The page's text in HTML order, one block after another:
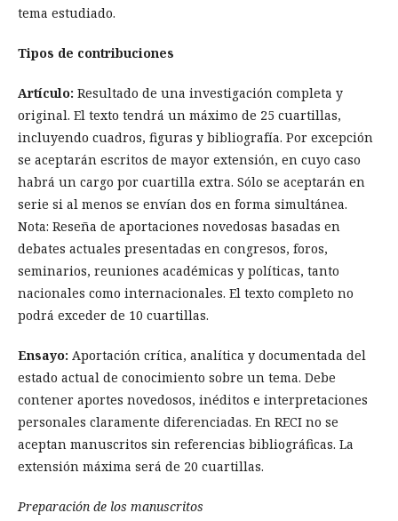
tema estudiado.
Tipos de contribuciones
Artículo: Resultado de una investigación completa y
original. El texto tendrá un máximo de 25 cuartillas,
incluyendo cuadros, figuras y bibliografía. Por excepción
se aceptarán escritos de mayor extensión, en cuyo caso
habrá un cargo por cuartilla extra. Sólo se aceptarán en
serie si al menos se envían dos en forma simultánea.
Nota: Reseña de aportaciones novedosas basadas en
debates actuales presentadas en congresos, foros,
seminarios, reuniones académicas y políticas, tanto
nacionales como internacionales. El texto completo no
podrá exceder de 10 cuartillas.
Ensayo: Aportación crítica, analítica y documentada del
estado actual de conocimiento sobre un tema. Debe
contener aportes novedosos, inéditos e interpretaciones
personales claramente diferenciadas. En RECI no se
aceptan manuscritos sin referencias bibliográficas. La
extensión máxima será de 20 cuartillas.
Preparación de los manuscritos